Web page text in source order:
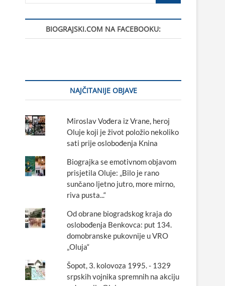
BIOGRAJSKI.COM NA FACEBOOKU:
NAJČITANIJE OBJAVE
Miroslav Vođera iz Vrane, heroj
Oluje koji je život položio nekoliko
sati prije oslobođenja Knina
Biograjka se emotivnom objavom
prisjetila Oluje: „Bilo je rano
sunčano ljetno jutro, more mirno,
riva pusta...“
Od obrane biogradskog kraja do
oslobođenja Benkovca: put 134.
domobranske pukovnije u VRO
„Oluja“
Šopot, 3. kolovoza 1995. - 1329
srpskih vojnika spremnih na akciju